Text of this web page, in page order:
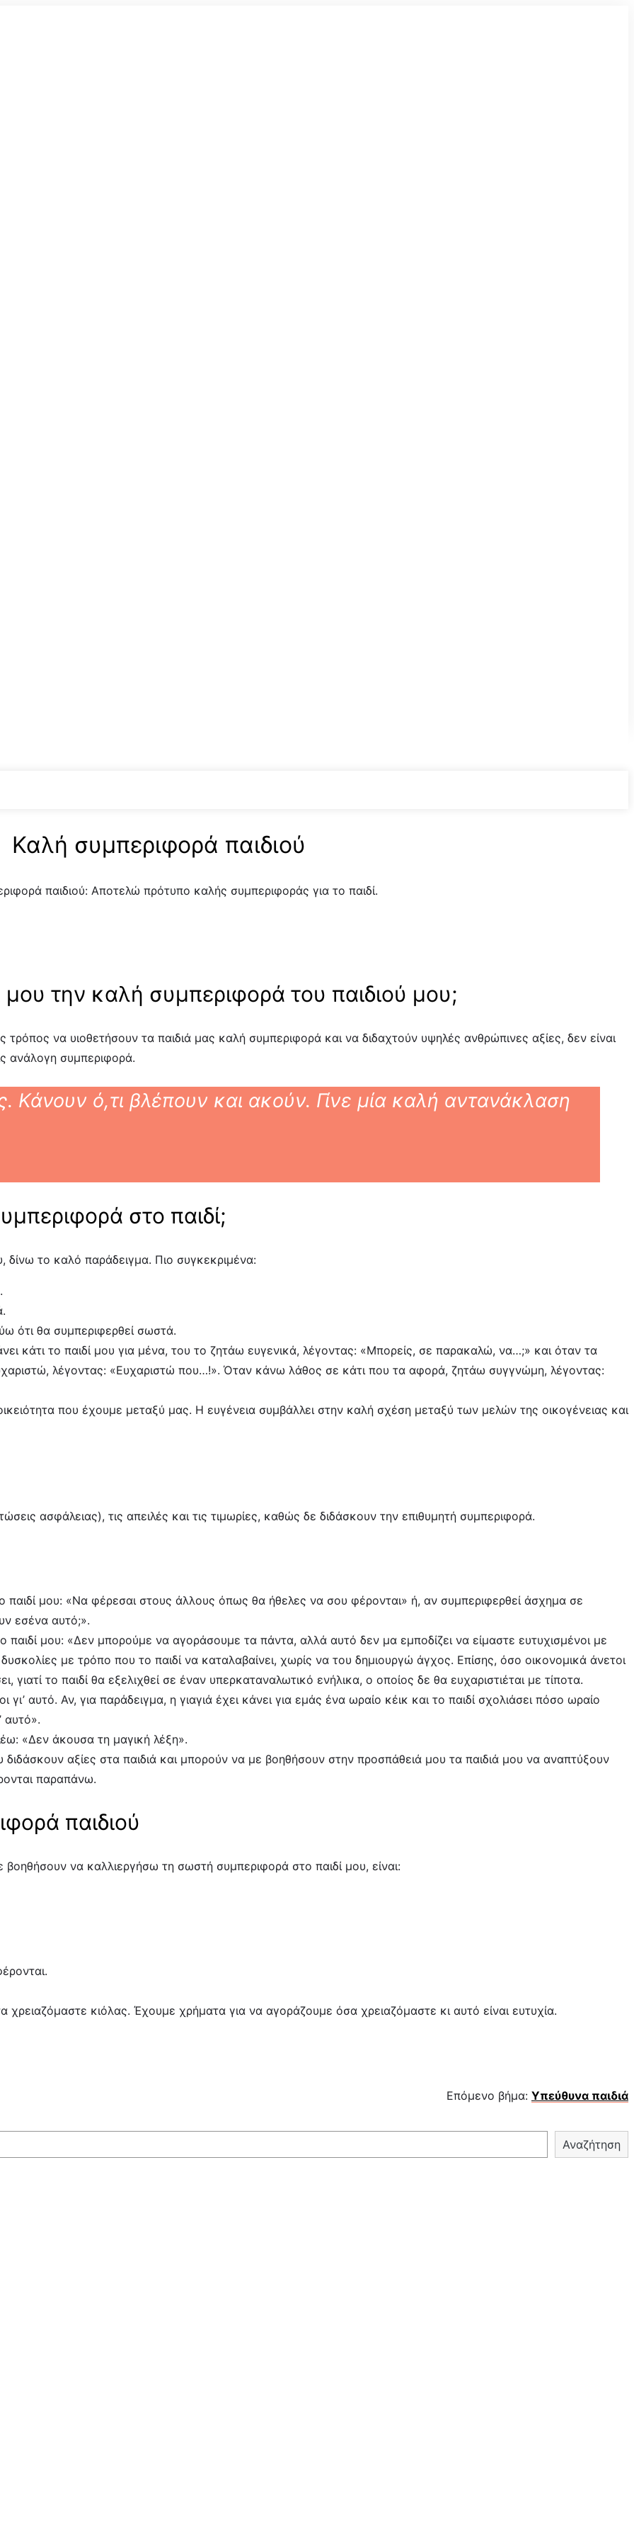
Καλή συμπεριφορά παιδιού
παιδιού: Αποτελώ πρότυπο καλής συμπεριφοράς για το παιδί.
την καλή συμπεριφορά του παιδιού μου;
να υιοθετήσουν τα παιδιά μας καλή συμπεριφορά και να διδαχτούν υψηλές ανθρώπινες αξίες, δεν είναι
ανάλογη συμπεριφορά.
Κάνουν ό,τι βλέπουν και ακούν. Γίνε μία καλή αντανάκλαση
στο παιδί;
δίνω το καλό παράδειγμα. Πιο συγκεκριμένα:
ότι θα συμπεριφερθεί σωστά.
κάτι το παιδί μου για μένα, του το ζητάω ευγενικά, λέγοντας: «Μπορείς, σε παρακαλώ, να…;» και όταν τα
λέγοντας: «Ευχαριστώ που…!». Όταν κάνω λάθος σε κάτι που τα αφορά, ζητάω συγγνώμη, λέγοντας:
που έχουμε μεταξύ μας. Η ευγένεια συμβάλλει στην καλή σχέση μεταξύ των μελών της οικογένειας και
ασφάλειας), τις απειλές και τις τιμωρίες, καθώς δε διδάσκουν την επιθυμητή συμπεριφορά.
παιδί μου: «Να φέρεσαι στους άλλους όπως θα ήθελες να σου φέρονται» ή, αν συμπεριφερθεί άσχημα σε
εσένα αυτό;».
παιδί μου: «Δεν μπορούμε να αγοράσουμε τα πάντα, αλλά αυτό δεν μα εμποδίζει να είμαστε ευτυχισμένοι με
με τρόπο που το παιδί να καταλαβαίνει, χωρίς να του δημιουργώ άγχος. Επίσης, όσο οικονομικά άνετοι
γιατί το παιδί θα εξελιχθεί σε έναν υπερκαταναλωτικό ενήλικα, ο οποίος δε θα ευχαριστιέται με τίποτα.
αυτό. Αν, για παράδειγμα, η γιαγιά έχει κάνει για εμάς ένα ωραίο κέικ και το παιδί σχολιάσει πόσο ωραίο
αυτό».
«Δεν άκουσα τη μαγική λέξη».
αξίες στα παιδιά και μπορούν να με βοηθήσουν στην προσπάθειά μου τα παιδιά μου να αναπτύξουν
παραπάνω.
παιδιού
να καλλιεργήσω τη σωστή συμπεριφορά στο παιδί μου, είναι:
κιόλας. Έχουμε χρήματα για να αγοράζουμε όσα χρειαζόμαστε κι αυτό είναι ευτυχία.
Επόμενο βήμα: Υπεύθυνα παιδιά
Αναζήτηση